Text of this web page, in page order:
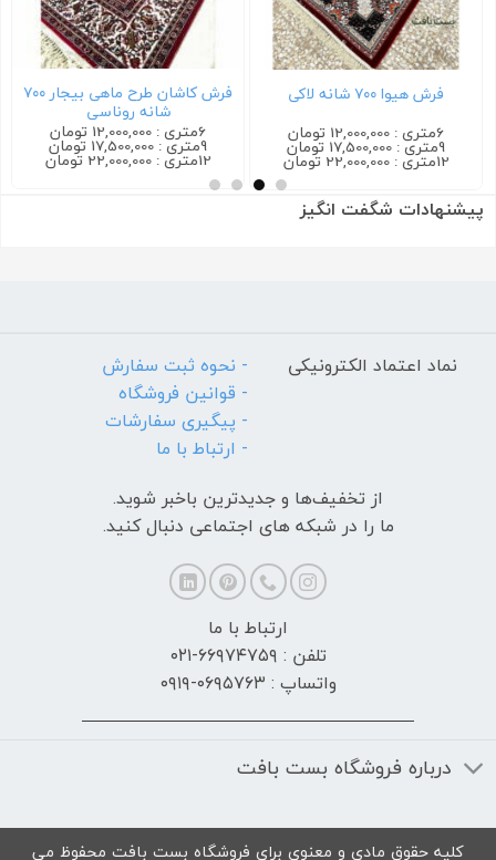
فرش هیوا ۷۰۰ شانه لاکی
6متری : 12,000,000 تومان
9متری : 17,500,000 تومان
12متری : 22,000,000 تومان
فرش کاشان طرح ماهی بیجار ۷۰۰
شانه روناسی
6متری : 12,000,000 تومان
9متری : 17,500,000 تومان
12متری : 22,000,000 تومان
پیشنهادات شگفت انگیز
نماد اعتماد الکترونیکی
- نحوه ثبت سفارش
- قوانین فروشگاه
- پیگیری سفارشات
- ارتباط با ما
از تخفیف‌ها و جدیدترین‌ باخبر شوید.
ما را در شبکه های اجتماعی دنبال کنید.
ارتباط با ما
تلفن : ۶۶۹۷۴۷۵۹-۰۲۱
واتساپ : ۰۶۹۵۷۶۳-۰۹۱۹
درباره فروشگاه بست بافت
کلیه حقوق مادی و معنوی برای فروشگاه بست بافت محفوظ می